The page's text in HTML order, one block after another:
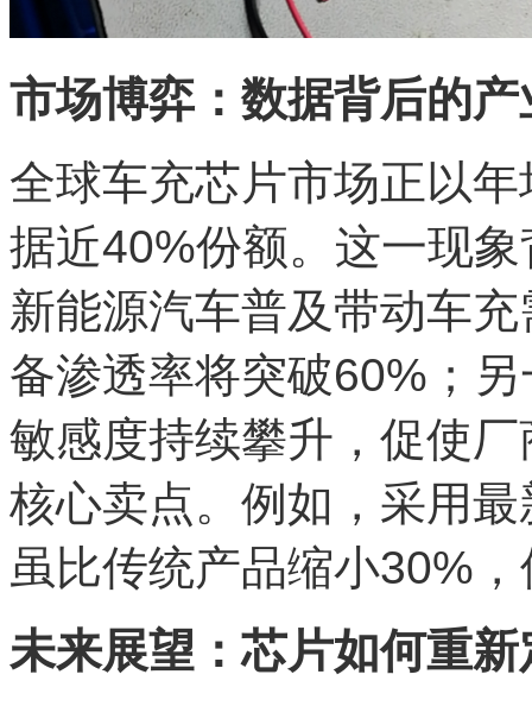
市场博弈：数据背后的产
全球车充芯片市场正以
据近40%份额。这一现
新能源汽车普及带动车
备渗透率将突破60%；
敏感度持续攀升，促使
核心卖点。例如，采用
虽比传统产品缩小30%
未来展望：芯片如何重